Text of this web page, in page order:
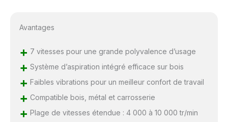
Avantages
+ 7 vitesses pour une grande polyvalence d’usage
+ Système d’aspiration intégré efficace sur bois
+ Faibles vibrations pour un meilleur confort de travail
+ Compatible bois, métal et carrosserie
+ Plage de vitesses étendue : 4 000 à 10 000 tr/min